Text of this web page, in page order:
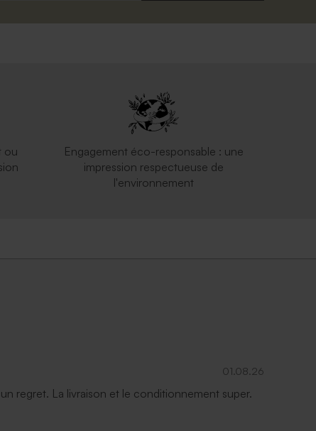
ou
Engagement éco-responsable : une
impression respectueuse de
l'environnement
01.08.26
regret. La livraison et le conditionnement super.